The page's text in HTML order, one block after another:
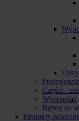
Części -
Wyprzedaż
Bębny na
Produkty